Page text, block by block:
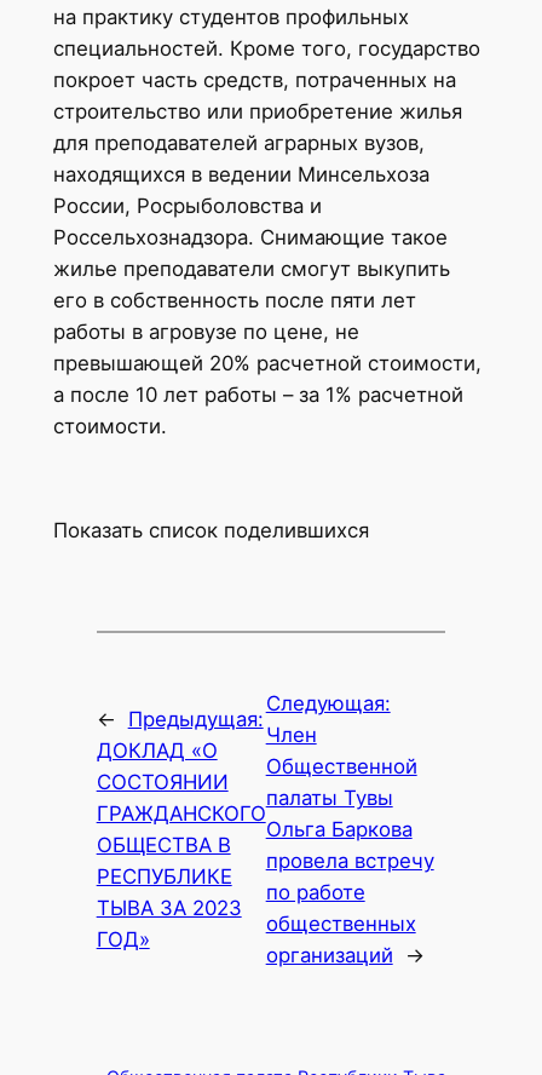
на практику студентов профильных
специальностей. Кроме того, государство
покроет часть средств, потраченных на
строительство или приобретение жилья
для преподавателей аграрных вузов,
находящихся в ведении Минсельхоза
России, Росрыболовства и
Россельхознадзора. Снимающие такое
жилье преподаватели смогут выкупить
его в собственность после пяти лет
работы в агровузе по цене, не
превышающей 20% расчетной стоимости,
а после 10 лет работы – за 1% расчетной
стоимости.
Показать список поделившихся
←
Предыдущая:
ДОКЛАД «О
СОСТОЯНИИ
ГРАЖДАНСКОГО
ОБЩЕСТВА В
РЕСПУБЛИКЕ
ТЫВА ЗА 2023
ГОД»
Следующая:
Член
Общественной
палаты Тувы
Ольга Баркова
провела встречу
по работе
общественных
организаций
→